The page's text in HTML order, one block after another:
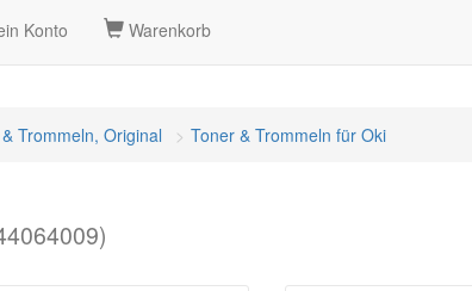
Konto Warenkorb
Trommeln, Original Toner & Trommeln für Oki